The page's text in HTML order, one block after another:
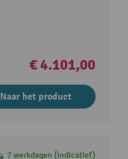
€ 4.101,00
Naar het product
7 werkdagen (indicatief)